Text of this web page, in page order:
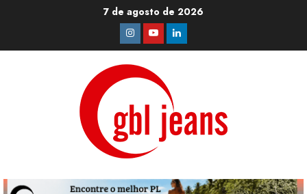
7 de agosto de 2026
Instagram
YoutubeLinkedin